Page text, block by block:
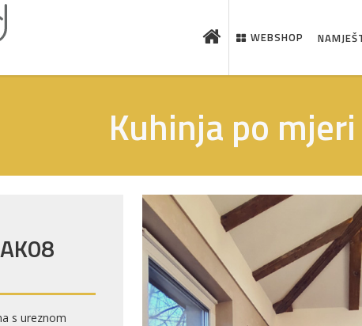
što je novo u
WEBSHOP
Kuhinja po
s ureznom